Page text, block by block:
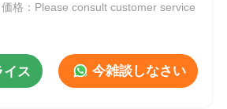
価格：Please consult customer service
イス 今雑談しなさい